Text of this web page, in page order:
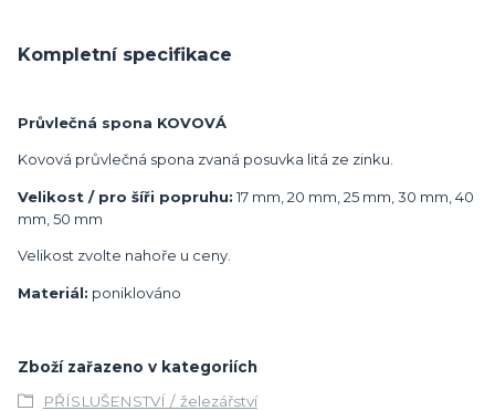
Kompletní specifikace
Průvlečná spona KOVOVÁ
Kovová průvlečná spona zvaná posuvka litá ze zinku.
Velikost / pro šíři popruhu: 17 mm, 20 mm, 25 mm, 30 mm, 40
mm, 50 mm
Velikost zvolte nahoře u ceny.
Materiál: poniklováno
Zboží zařazeno v kategoriích
PŘÍSLUŠENSTVÍ / železářství